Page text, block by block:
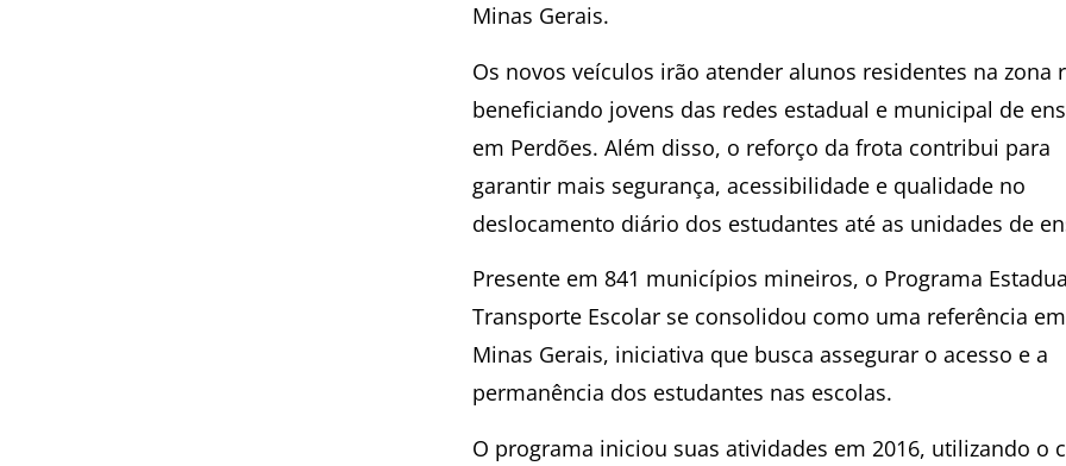
Minas Gerais.
​Os novos veículos irão atender alunos residentes na zona
beneficiando jovens das redes estadual e municipal de
em Perdões. Além disso, o reforço da frota contribui para
garantir mais segurança, acessibilidade e qualidade no
deslocamento diário dos estudantes até as unidades de
Presente em 841 municípios mineiros, o Programa
Transporte Escolar se consolidou como uma referência em
Minas Gerais, iniciativa que busca assegurar o acesso e a
permanência dos estudantes nas escolas.
O programa iniciou suas atividades em 2016, utilizando o